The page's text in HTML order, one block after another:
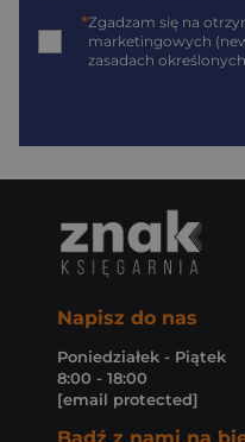
*Zgadzam się na
marketingowych
zasadach
Napisz do nas
Poniedziałek - Piątek
8:00 - 18:00
[email protected]